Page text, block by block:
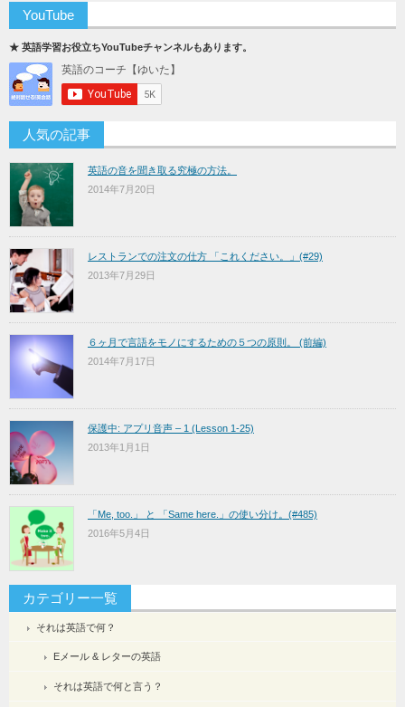
YouTube
★ 英語学習お役立ちYouTubeチャンネルもあります。
人気の記事
英語の音を聞き取る究極の方法。
2014年7月20日
レストランでの注文の仕方 「これください。」(#29)
2013年7月29日
６ヶ月で言語をモノにするための５つの原則。 (前編)
2014年7月17日
保護中: アプリ音声 – 1 (Lesson 1-25)
2013年1月1日
「Me, too.」 と 「Same here.」の使い分け。(#485)
2016年5月4日
カテゴリー一覧
それは英語で何？
Eメール & レターの英語
それは英語で何と言う？